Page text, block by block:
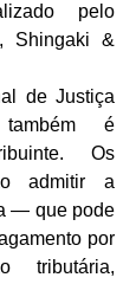
pelo
Shingaki &
é
Os
admitir a
— que pode
por
tributária,